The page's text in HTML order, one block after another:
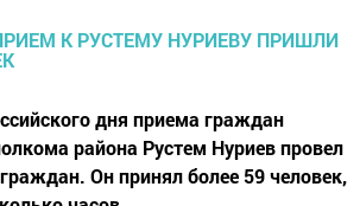
дня приема граждан
района Рустем Нуриев провел
Он принял более 59 человек,